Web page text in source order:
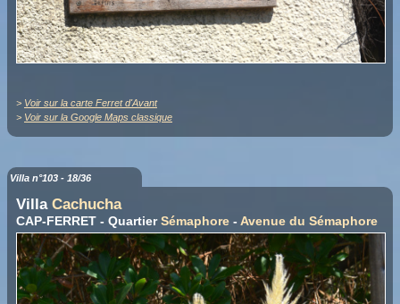
> Voir sur la carte Ferret d'Avant
> Voir sur la Google Maps classique
Villa n°103 - 18/36
Villa Cachucha
CAP-FERRET - QuartierSémaphore - Avenue du Sémaphore